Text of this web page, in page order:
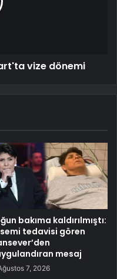
vize dönemi
bakıma kaldırılmıştı:
tedavisi gören
mesaj
7, 2026